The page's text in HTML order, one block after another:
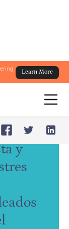
Learn More
y